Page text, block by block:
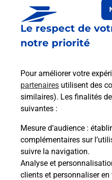
Le respect de
notre priorité
Pour améliorer votre
partenaires utilisent des
similaires). Les finalités
suivantes :
Mesure d’audience :
complémentaires sur
suivre la navigation.
Analyse et
clients et personnaliser
Souscrire à la
Vous cherchez une
la commune Montbrison ?
Découvrez nos offres.